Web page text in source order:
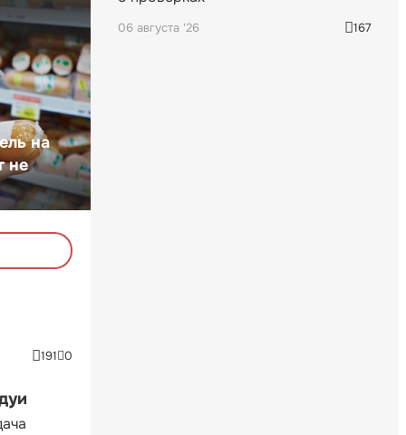
на
не
191 0
06 августа '26 167